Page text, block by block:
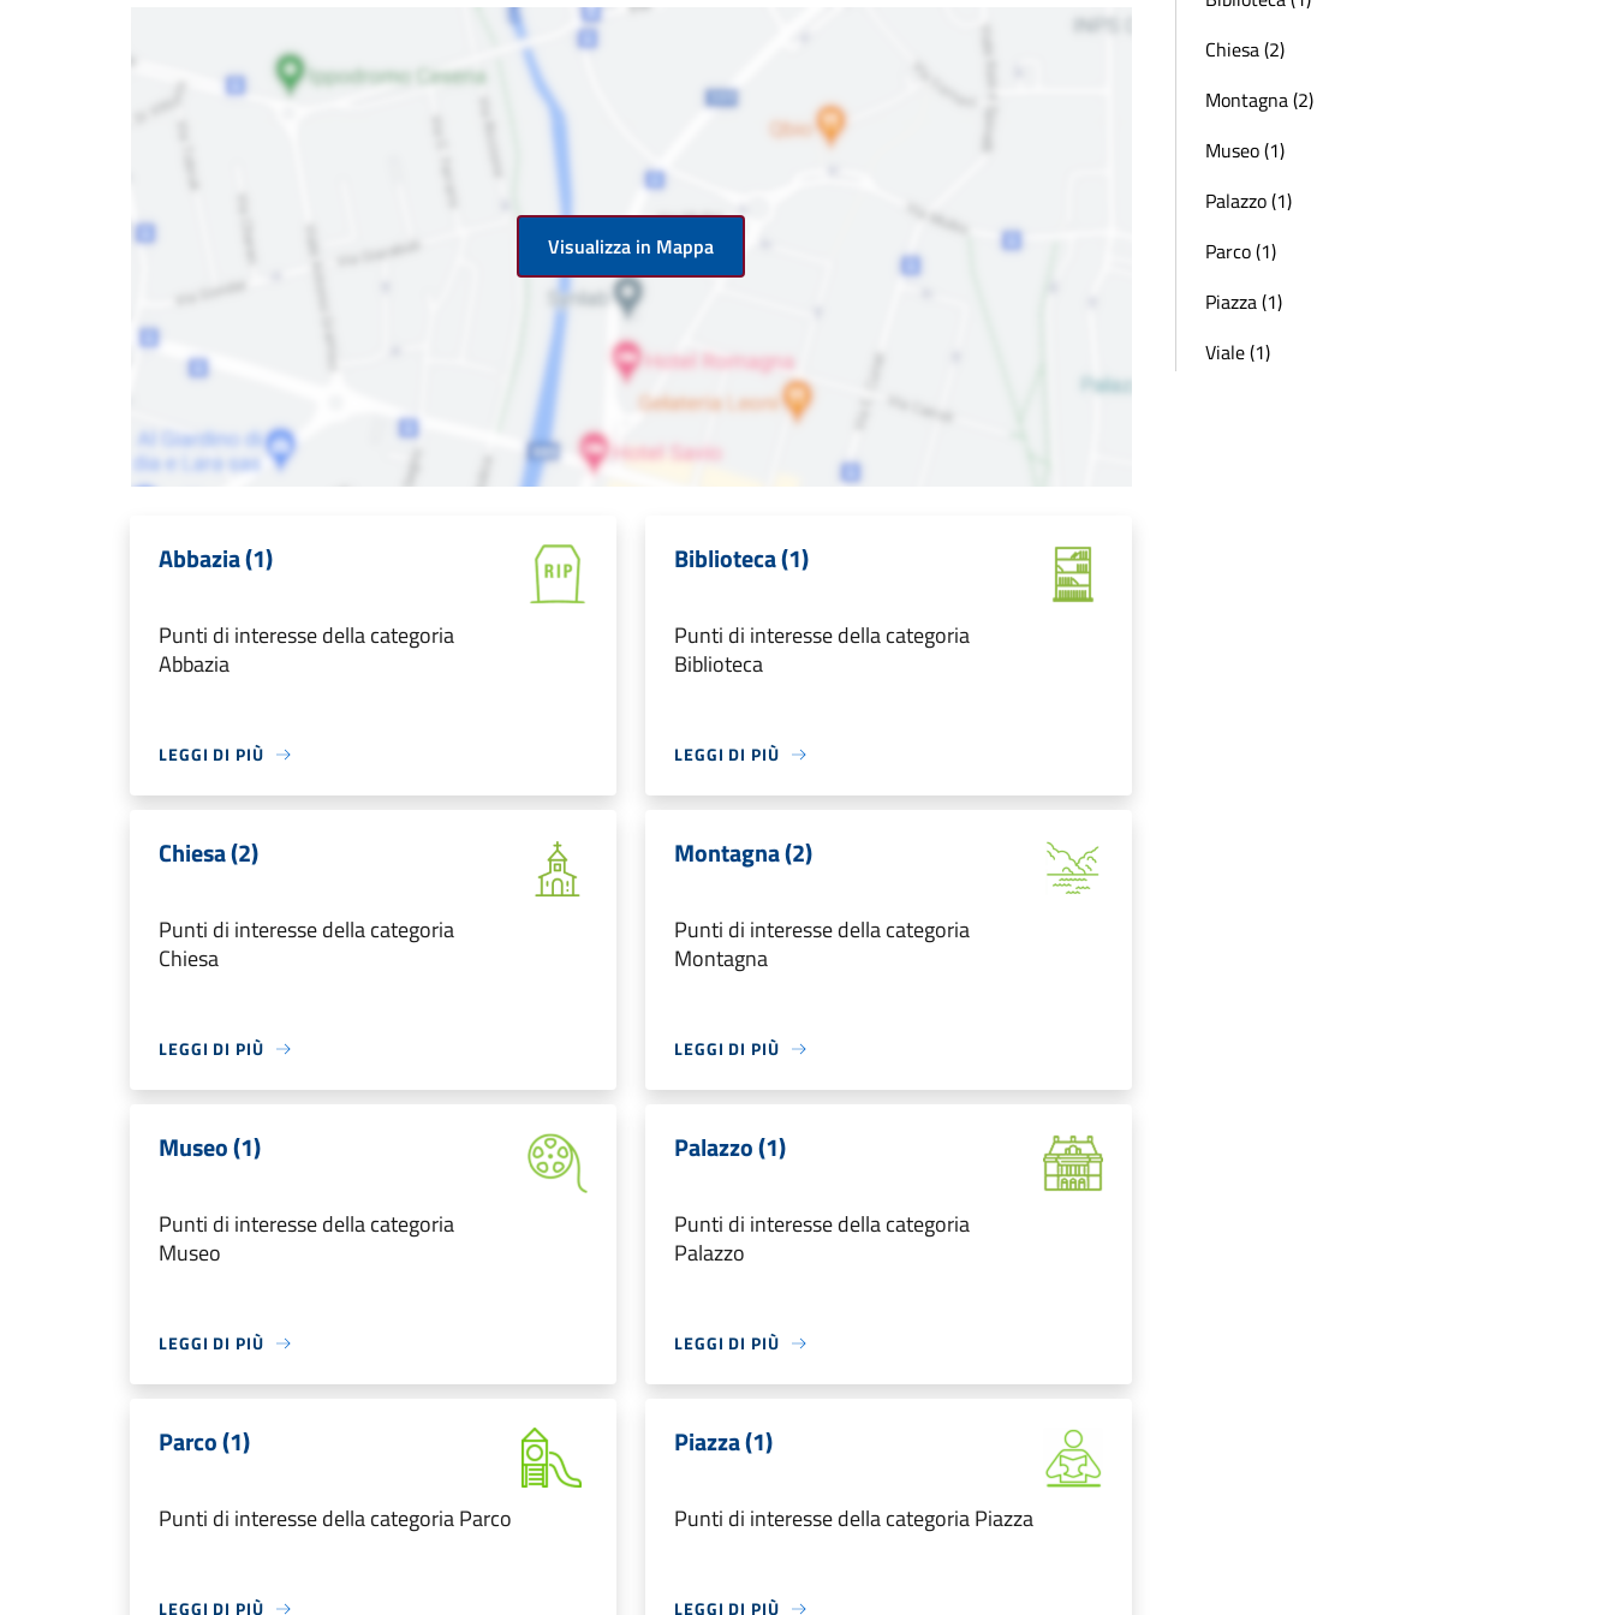
Visualizza in Mappa
Abbazia (1)
Punti di interesse della categoria
Abbazia
LEGGI DI PIÙ
Biblioteca (1)
Punti di interesse della categoria
Biblioteca
LEGGI DI PIÙ
Chiesa (2)
Punti di interesse della categoria
Chiesa
LEGGI DI PIÙ
Montagna (2)
Punti di interesse della categoria
Montagna
LEGGI DI PIÙ
Museo (1)
Punti di interesse della categoria
Museo
LEGGI DI PIÙ
Palazzo (1)
Punti di interesse della categoria
Palazzo
LEGGI DI PIÙ
Parco (1)
Punti di interesse della categoria Parco
LEGGI DI PIÙ
Piazza (1)
Punti di interesse della categoria Piazza
LEGGI DI PIÙ
Chiesa (2)
Montagna (2)
Museo (1)
Palazzo (1)
Parco (1)
Piazza (1)
Viale (1)